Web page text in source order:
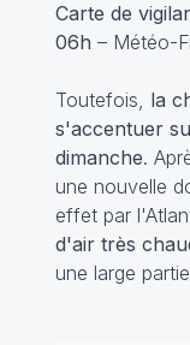
Carte de
06h – Météo-
Toutefois, la
s'accentuer
dimanche.
une nouvelle
effet par
d'air très
une large